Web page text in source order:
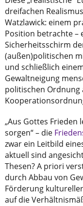
dreifachen
Watzlawick: einem
Position betrachte –
Sicherheitsschirm
(außen)politischen
und schließlich
Gewaltneigung
politischen Ordnung
„Aus Gottes Frieden
sorgen“ – die
zwar ein Leitbild
aktuell sind
Thesen? A priori
durch Abbau von
Förderung
auf die